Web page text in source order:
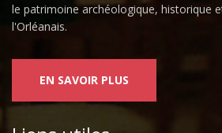
le patrimoine archéologique, historique
l'Orléanais.
EN SAVOIR PLUS